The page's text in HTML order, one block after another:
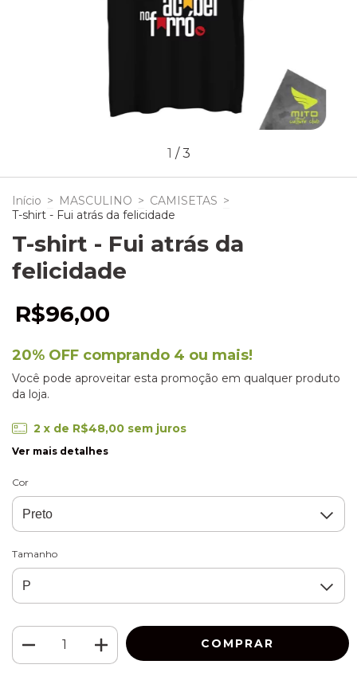
1 /3
Início > MASCULINO > CAMISETAS >
T-shirt - Fui atrás da felicidade
T-shirt - Fui atrás da
felicidade
R$96,00
20% OFF comprando 4 ou mais!
Você pode aproveitar esta promoção em qualquer produto
da loja.
2 x de R$48,00 sem juros
Ver mais detalhes
Cor
Tamanho